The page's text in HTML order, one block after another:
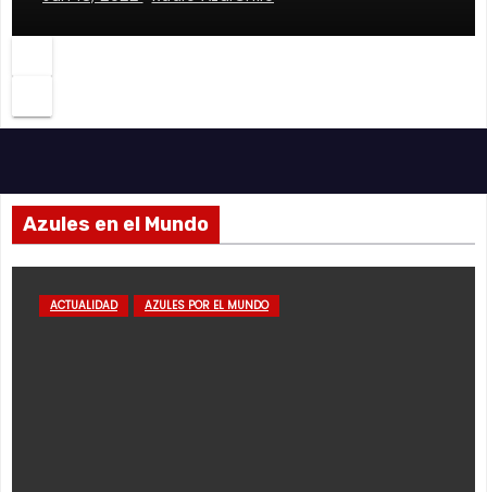
Azules en el Mundo
ACTUALIDAD AZULES POR EL MUNDO